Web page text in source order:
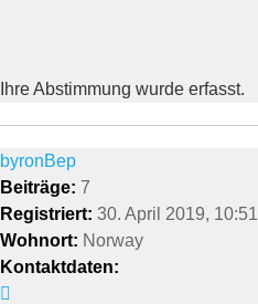
Ihre Abstimmung wurde erfasst.
byronBep
Beiträge: 7
Registriert: 30. April 2019, 10:51
Wohnort: Norway
Kontaktdaten: